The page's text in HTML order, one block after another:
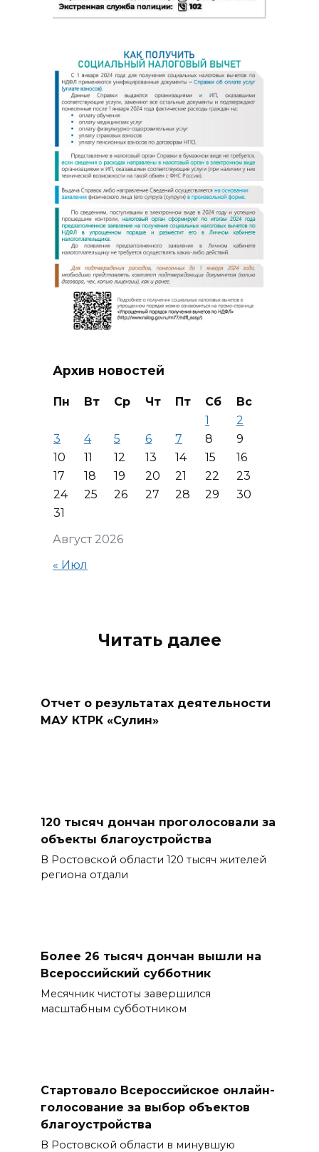
Архив новостей
Август 2026
Пн Вт Ср Чт Пт Сб
Вс
1
2
3
4 5 6 7 8
9
10
11 12 13 14 15
16
17
18 19 20 21 22
23
24
25 26 27 28 29
30
31
« Июл
Читать далее
Отчет о результатах деятельности
МАУ КТРК «Сулин»
120 тысяч дончан проголосовали за
объекты благоустройства
В Ростовской области 120 тысяч жителей
региона отдали
Более 26 тысяч дончан вышли на
Всероссийский субботник
Месячник чистоты завершился
масштабным субботником
Стартовало Всероссийское онлайн-
голосование за выбор объектов
благоустройства
В Ростовской области в минувшую